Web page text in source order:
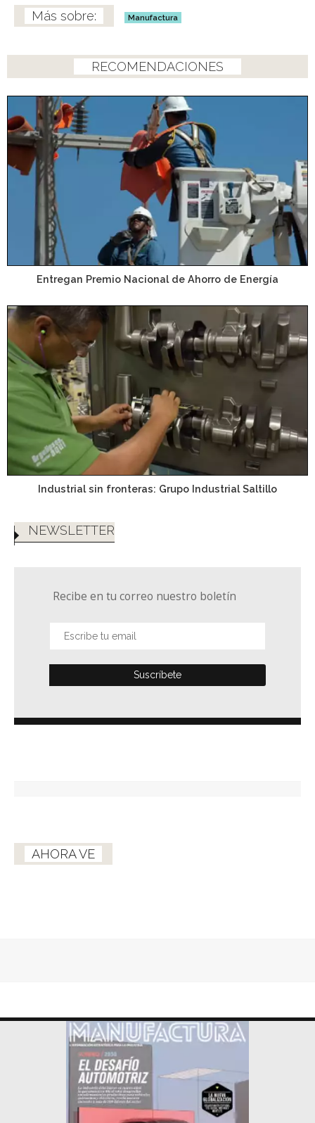
Manufactura
RECOMENDACIONES
Entregan Premio Nacional de Ahorro de Energía
Industrial sin fronteras: Grupo Industrial Saltillo
NEWSLETTER
Recibe en tu correo nuestro boletín
AHORA VE